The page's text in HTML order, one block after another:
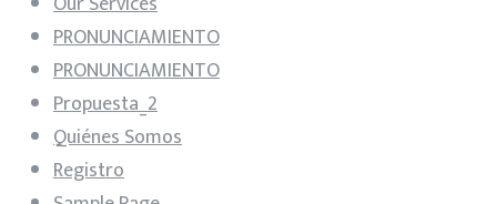
PRONUNCIAMIENTO
PRONUNCIAMIENTO
Propuesta_2
Quiénes Somos
Registro